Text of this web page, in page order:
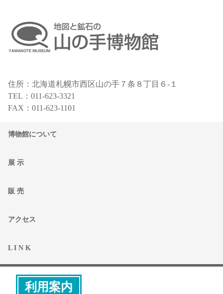
住所：北海道札幌市西区山の手７条８丁目６-１
TEL：011-623-3321
FAX：011-623-1101
博物館について
展 示
販 売
アクセス
L I N K
利用案内